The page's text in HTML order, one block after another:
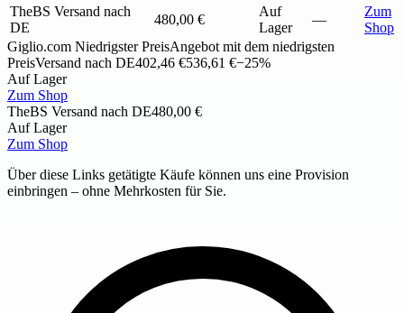
TheBS Versand nach
DE
480,00 €
Auf
Lager
—
Zum
Shop
Giglio.com Niedrigster PreisAngebot mit dem niedrigsten
PreisVersand nach DE402,46 €536,61 €−25%
Auf Lager
Zum Shop
TheBS Versand nach DE480,00 €
Auf Lager
Zum Shop
Über diese Links getätigte Käufe können uns eine Provision
einbringen – ohne Mehrkosten für Sie.